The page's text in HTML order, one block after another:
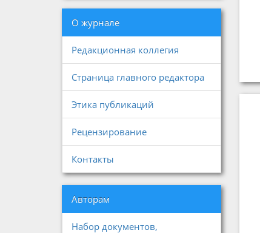
О журнале
Редакционная коллегия
Страница главного редактора
Этика публикаций
Рецензирование
Контакты
Авторам
Набор документов,